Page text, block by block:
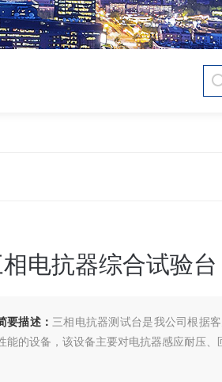
相电抗器综合试验台
要描述： 三相电抗器测试台是我公司根据
能的设备，该设备主要对电抗器感应耐压、